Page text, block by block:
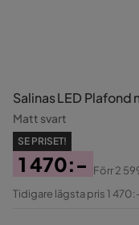
Salinas LED Plafond
Matt svart
SE PRISET!
Pris
1 470:-
Original
Förr2
Tidigare lägsta pris 1